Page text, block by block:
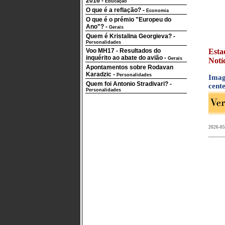
Educação
O que é a reflação? - Economia
O que é o prémio "Europeu do
Ano"? - Gerais
Quem é Kristalina Georgieva? -
Personalidades
Voo MH17 - Resultados do
inquérito ao abate do avião - Gerais
Apontamentos sobre Rodavan
Karadzic - Personalidades
Quem foi Antonio Stradivari? -
Personalidades
2026-